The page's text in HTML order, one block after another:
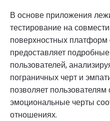
В основе приложения
тестирование на
поверхностных
предоставляет
пользователей,
пограничных черт и
позволяет
эмоциональные черты
отношениях.